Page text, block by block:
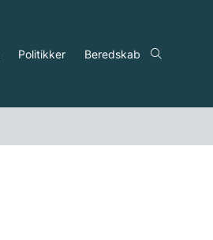
Politikker Beredskab